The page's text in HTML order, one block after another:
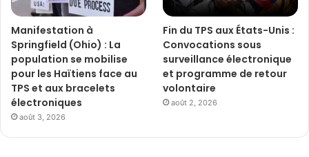
Manifestation à
Springfield (Ohio) : La
population se mobilise
pour les Haïtiens face au
TPS et aux bracelets
électroniques
août 3, 2026
Fin du TPS aux États-Unis :
Convocations sous
surveillance électronique
et programme de retour
volontaire
août 2, 2026